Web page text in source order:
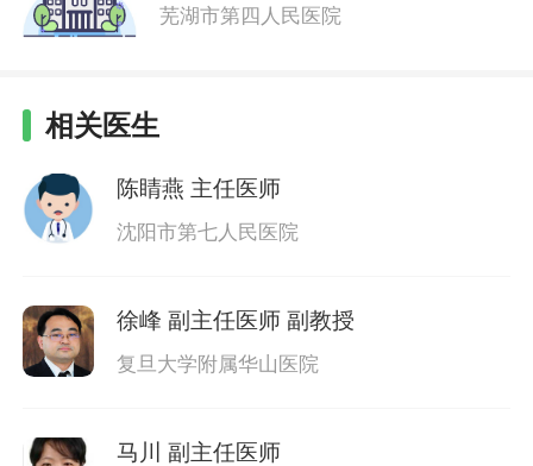
芜湖市第四人民医院
相关医生
陈睛燕 主任医师
沈阳市第七人民医院
徐峰 副主任医师 副教授
复旦大学附属华山医院
马川 副主任医师